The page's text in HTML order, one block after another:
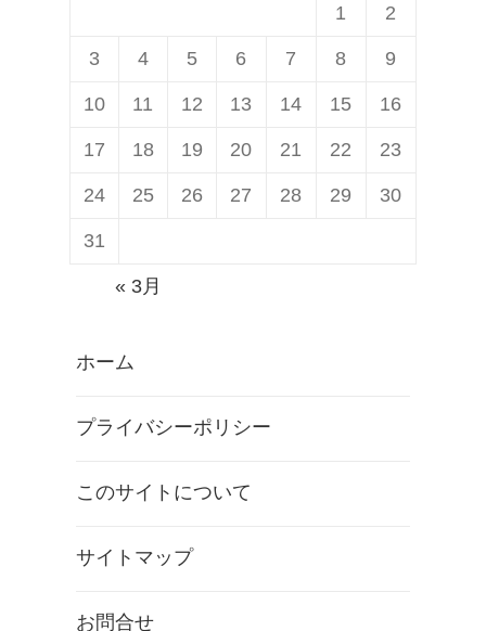
1 2
3 4 5 6 7 8 9
10 11 12 13 14 15 16
17 18 19 20 21 22 23
24 25 26 27 28 29 30
31
« 3月
ホーム
プライバシーポリシー
このサイトについて
サイトマップ
お問合せ